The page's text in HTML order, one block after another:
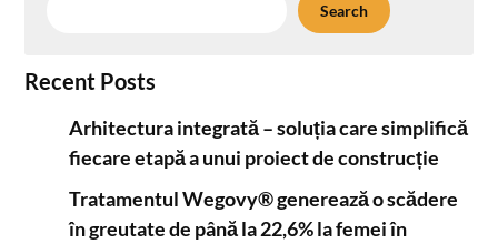
Search
Recent Posts
Arhitectura integrată – soluția care simplifică
fiecare etapă a unui proiect de construcție
Tratamentul Wegovy® generează o scădere
în greutate de până la 22,6% la femei în